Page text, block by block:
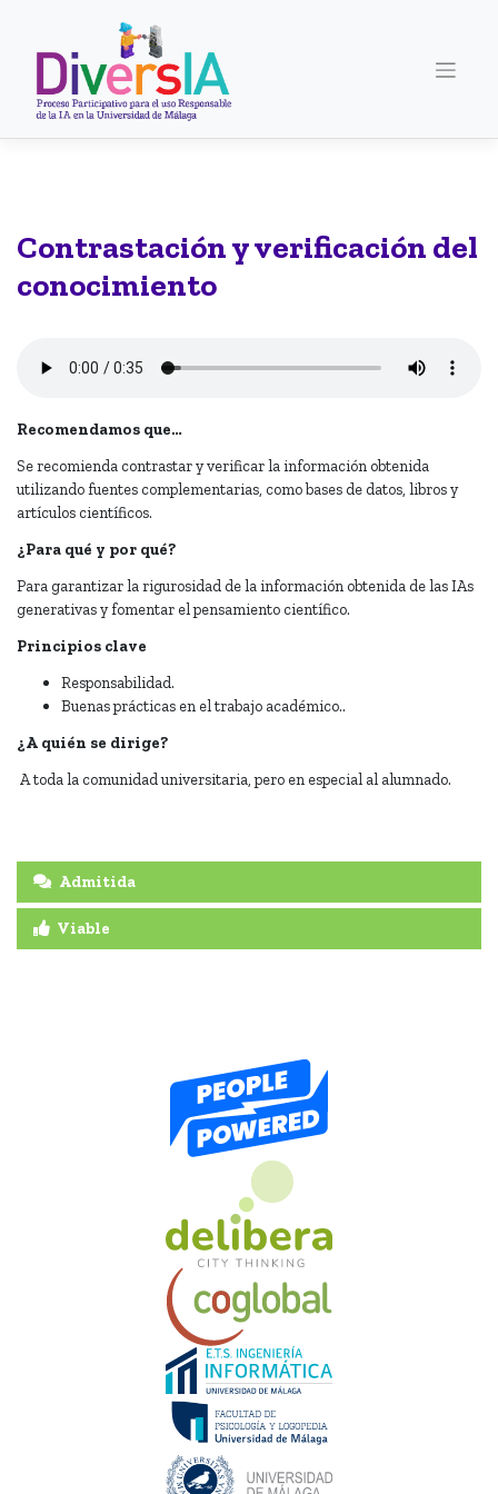
contenido
Contrastación y verificación del
conocimiento
Recomendamos que…
Se recomienda contrastar y verificar la información obtenida
utilizando fuentes complementarias, como bases de datos, libros y
artículos científicos.
¿Para qué y por qué?
Para garantizar la rigurosidad de la información obtenida de las IAs
generativas y fomentar el pensamiento científico.
Principios clave
Responsabilidad.
Buenas prácticas en el trabajo académico..
¿A quién se dirige?
A toda la comunidad universitaria, pero en especial al alumnado.
Admitida
Viable